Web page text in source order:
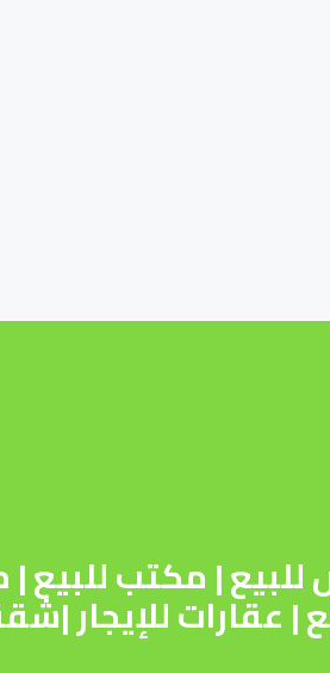
للبيع|مكتب للبيع|
|عقارات للإيجار|